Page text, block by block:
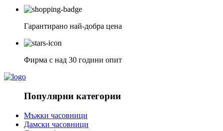
Гарантирано най-добра цена
Фирма с над 30 години опит
Популярни категории
Мъжки часовници
Дамски часовници